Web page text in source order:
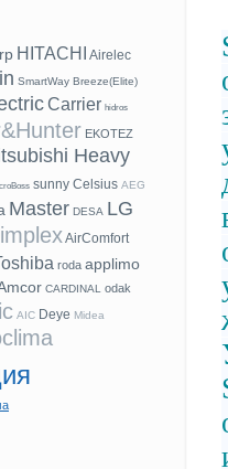
HITACHI Airelec
SmartWay Breeze(Elite)
Carrier hidros
EKOTEZ
Heavy
sunny Celsius AEG
Master DESA LG
AirComfort
roda applimo
CARDINAL odak
AIC Deye Midea